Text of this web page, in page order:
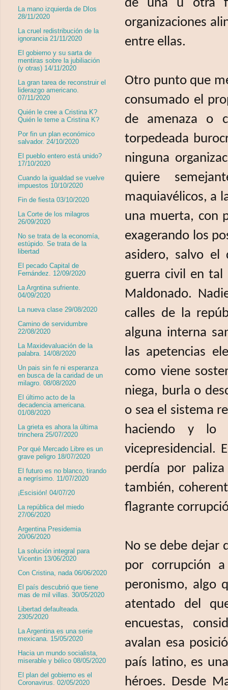
de una u otra
organizaciones
entre ellas.
Otro punto que
consumado el
de amenaza o
torpedeada
ninguna
quiere
maquiavélicos, a
una muerta, con
exagerando los
asidero, salvo el
guerra civil en tal
Maldonado.
calles de la
alguna interna
las apetencias
como viene
niega, burla o
o sea el sistema
haciendo y lo
vicepresidencial.
perdía por
también,
flagrante
No se debe dejar
por corrupción
peronismo, algo
atentado del
encuestas,
avalan esa
país latino, es
héroes. Desde
La mano izquierda de DIos
28/11/2020
La cruel redistribución de la
ignorancia 21/11/2020
El gobierno y su sarta de
mentiras sobre la jubiliación
(y otras) 14/11/2020
La gran tarea de reconstruir el
liderazgo americano.
07/11/2020
Quién le cree a Cristina K?
Quién le teme a Cristina K?
Por fin un plan económico
salvador. 24/10/2020
El pueblo entero está unido?
17/10/2020
Cuando la igualdad se vuelve
impuestos 10/10/2020
Fin de fiesta 03/10/2020
La Corte de los milagros
26/09/2020
No se trata de la economía,
estúpido. Se trata de la
libertad
El pecado Capital de
Fernández. 12/09/2020
La Argntina sufriente.
04/09/2020
La nueva clase 29/08/2020
Camino de servidumbre
22/08/2020
La Maxidevaluación de la
palabra. 14/08/2020
Un pais sin fe ni esperanza
en busca de la caridad de un
milagro. 08/08/2020
El último acto de la
decadencia americana.
01/08/2020
La grieta es ahora la última
trinchera 25/07/2020
Por qué Mercado Libre es un
grave peligro 18/07/2020
El futuro es no blanco, tirando
a negrísimo. 11/07/2020
¡Escisión! 04/07/20
La república del miedo
27/06/2020
Argentina Presidemia
20/06/2020
La solución integral para
Vicentin 13/06/2020
Con Cristina, nada 06/06/2020
El país descubrió que tiene
mas de mil villas. 30/05/2020
Libertad defaulteada.
2305/2020
La Argentina es una serie
mexicana. 15/05/2020
Hacia un mundo socialista,
miserable y bélico 08/05/2020
El plan del gobierno es el
Coronavirus. 02/05/2020